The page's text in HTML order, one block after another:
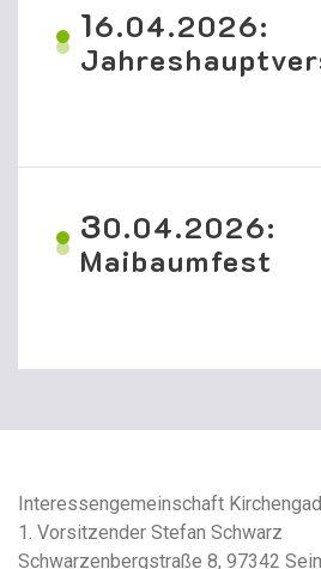
16.04.2026:
30.04.2026:
Maibaumfest
Interessengemeinschaft
1. Vorsitzender Stefan Schwarz
Schwarzenbergstraße 8, 97342